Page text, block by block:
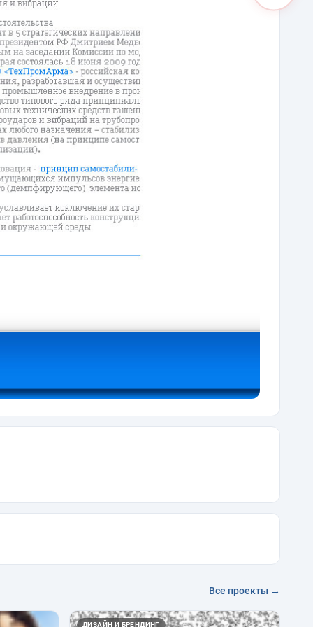
Все проекты →
ДИЗАЙН И БРЕНДИНГ